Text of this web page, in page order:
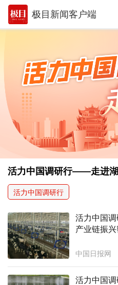
极目新闻客户端
体育
观点
时政
湖北
武汉
世相
环球
极客圈
经济
城建
活力中国调研行——走进
活力中国调研行
活力中国
产业链振
中国日报网
活力中国调